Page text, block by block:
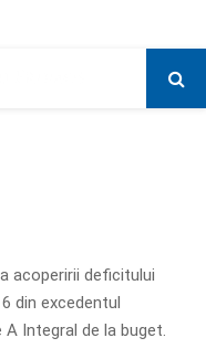
acoperirii deficitului
din excedentul
Integral de la buget.